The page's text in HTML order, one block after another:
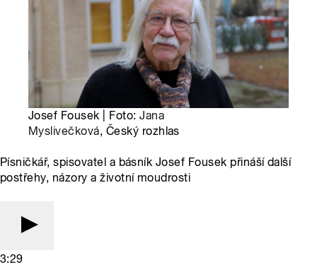
Josef Fousek | Foto:Jana
Myslivečková, Český rozhlas
Písničkář, spisovatel a básník Josef Fousek přináší další
postřehy, názory a životní moudrosti
3:29